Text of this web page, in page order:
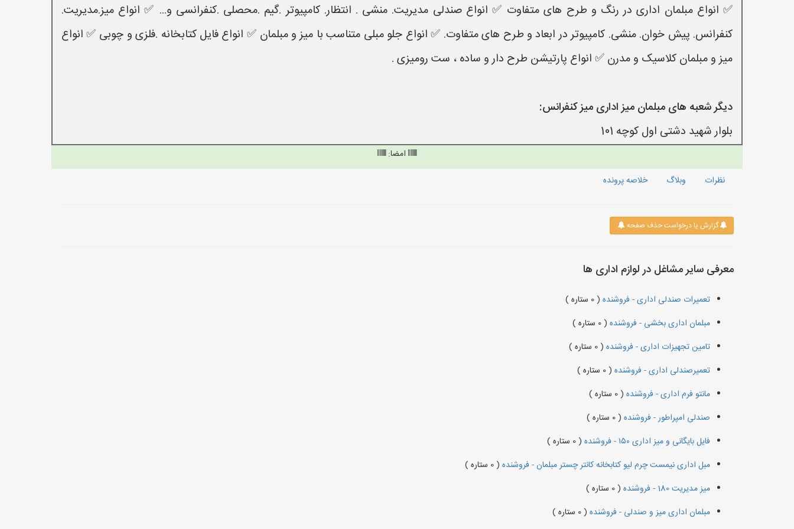
✅ انواع مبلمان اداری در رنگ و طرح های متفاوت ✅ انواع صندلی مدیریت. منشی . انتظار. کامپیوتر .گیم .محصلی .کنفرانسی و... ✅ انواع میز.مدیریت.
کنفرانس. پیش خوان. منشی‌. کامپیوتر در ابعاد و طرح های متفاوت. ✅ انواع جلو مبلی متناسب با میز و مبلمان ✅ انواع فایل کتابخانه .فلزی و چوبی ✅ انواع
میز و مبلمان کلاسیک و مدرن ✅ انواع پارتیشن طرح دار و ساده ، ست رومیزی .
دیگر شعبه های مبلمان میز اداری میز کنفرانس:
بلوار شهید دشتی اول کوچه 101
امضا:
نظرات
وبلاگ خلاصه پرونده
گزارش یا درخواست حذف صفحه
معرفی سایر مشاغل در لوازم اداری ها
تعمیرات صندلی اداری - فروشنده ( 0 ستاره )
مبلمان اداری بخشی - فروشنده ( 0 ستاره )
تامین تجهیزات اداری - فروشنده ( 0 ستاره )
تعمیرصندلی اداری - فروشنده ( 0 ستاره )
مانتو فرم اداری - فروشنده ( 0 ستاره )
صندلی امپراطور - فروشنده ( 0 ستاره )
فایل بایگانی و میز اداری ۱۵۰ - فروشنده
( 0 ستاره )
مبل اداری نیمست چرم لیو کتابخانه کانتر چستر مبلمان - فروشنده ( 0 ستاره )
میز مدیریت 180 - فروشنده
( 0 ستاره )
مبلمان اداری میز و صندلی - فروشنده ( 0 ستاره )